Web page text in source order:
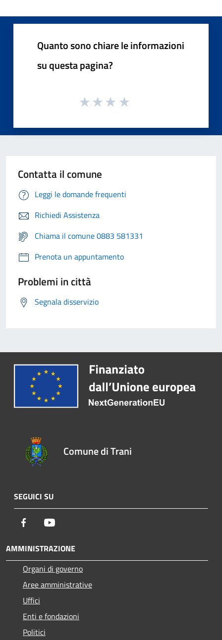
Quanto sono chiare le informazioni
su questa pagina?
Contatta il comune
Leggi le domande frequenti
Richiedi Assistenza
Chiama il comune 0883 581331
Prenota un appuntamento
Problemi in città
Segnala disservizio
Comune di Trani
SEGUICI SU
Facebook
AMMINISTRAZIONE
Organi di governo
Aree amministrative
Uffici
Enti e fondazioni
Politici